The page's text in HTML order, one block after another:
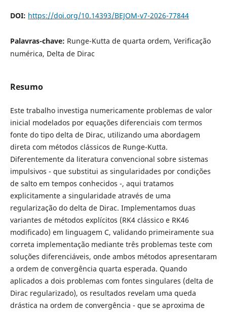
DOI: https://doi.org/10.14393/BEJOM-v7-2026-77844
Palavras-chave: Runge-Kutta de quarta ordem, Verificação
numérica, Delta de Dirac
Resumo
Este trabalho investiga numericamente problemas de valor
inicial modelados por equações diferenciais com termos
fonte do tipo delta de Dirac, utilizando uma abordagem
direta com métodos clássicos de Runge-Kutta.
Diferentemente da literatura convencional sobre sistemas
impulsivos - que substitui as singularidades por condições
de salto em tempos conhecidos -, aqui tratamos
explicitamente a singularidade através de uma
regularização do delta de Dirac. Implementamos duas
variantes de métodos explícitos (RK4 clássico e RK46
modificado) em linguagem C, validando primeiramente sua
correta implementação mediante três problemas teste com
soluções diferenciáveis, onde ambos métodos apresentaram
a ordem de convergência quarta esperada. Quando
aplicados a dois problemas com fontes singulares (delta de
Dirac regularizado), os resultados revelam uma queda
drástica na ordem de convergência - que se aproxima de